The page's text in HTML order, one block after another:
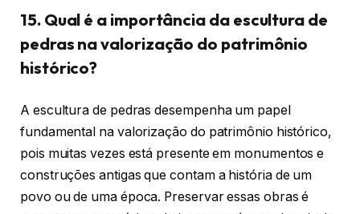
15. Qual é a importância da escultura de
pedras na valorização do patrimônio
histórico?
A escultura de pedras desempenha um papel
fundamental na valorização do patrimônio histórico,
pois muitas vezes está presente em monumentos e
construções antigas que contam a história de um
povo ou de uma época. Preservar essas obras é